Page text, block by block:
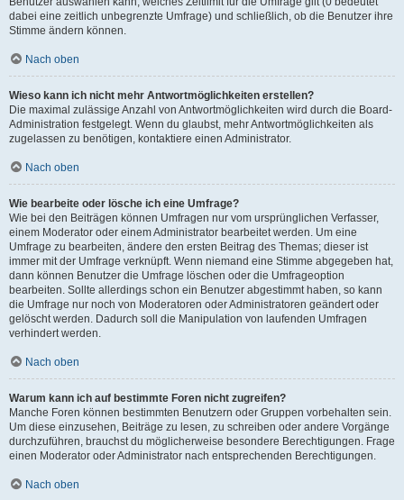
dabei eine zeitlich unbegrenzte Umfrage) und schließlich, ob die Benutzer ihre
Stimme ändern können.
Nach oben
Wieso kann ich nicht mehr Antwortmöglichkeiten erstellen?
Die maximal zulässige Anzahl von Antwortmöglichkeiten wird durch die Board-
Administration festgelegt. Wenn du glaubst, mehr Antwortmöglichkeiten als
zugelassen zu benötigen, kontaktiere einen Administrator.
Nach oben
Wie bearbeite oder lösche ich eine Umfrage?
Wie bei den Beiträgen können Umfragen nur vom ursprünglichen Verfasser,
einem Moderator oder einem Administrator bearbeitet werden. Um eine
Umfrage zu bearbeiten, ändere den ersten Beitrag des Themas; dieser ist
immer mit der Umfrage verknüpft. Wenn niemand eine Stimme abgegeben hat,
dann können Benutzer die Umfrage löschen oder die Umfrageoption
bearbeiten. Sollte allerdings schon ein Benutzer abgestimmt haben, so kann
die Umfrage nur noch von Moderatoren oder Administratoren geändert oder
gelöscht werden. Dadurch soll die Manipulation von laufenden Umfragen
verhindert werden.
Nach oben
Warum kann ich auf bestimmte Foren nicht zugreifen?
Manche Foren können bestimmten Benutzern oder Gruppen vorbehalten sein.
Um diese einzusehen, Beiträge zu lesen, zu schreiben oder andere Vorgänge
durchzuführen, brauchst du möglicherweise besondere Berechtigungen. Frage
einen Moderator oder Administrator nach entsprechenden Berechtigungen.
Nach oben